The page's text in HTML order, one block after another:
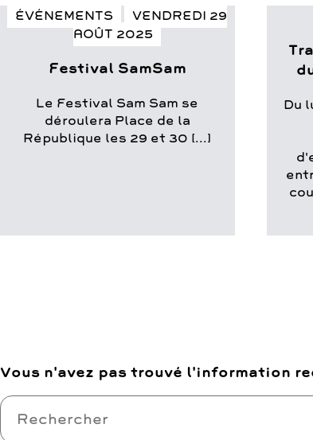
ÉVÉNEMENTS
VENDREDI 29
AOÛT 2025
Festival SamSam
Le Festival Sam Sam se
déroulera Place de la
République les 29 et 30 [...]
Du
Vous n'avez pas trouvé l'information